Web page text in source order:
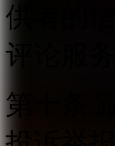
供者的
评论服
第十条